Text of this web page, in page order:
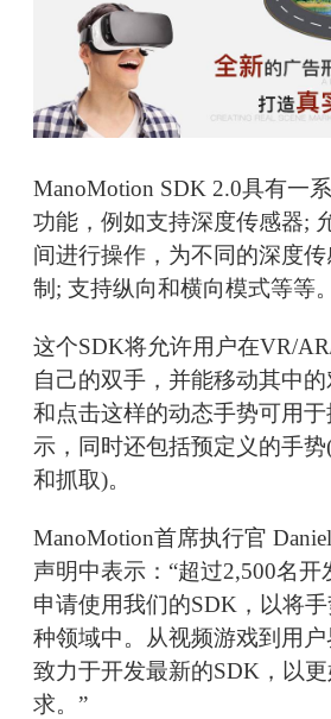
ManoMotion SDK 2.0具有一
功能，例如支持深度传感器;
间进行操作，为不同的深度
制; 支持纵向和横向模式等等。
这个SDK将允许用户在VR/
自己的双手，并能移动其中
和点击这样的动态手势可用
示，同时还包括预定义的手
和抓取)。
ManoMotion首席执行官
声明中表示：“超过2,500名
申请使用我们的SDK，以将
种领域中。从视频游戏到用
致力于开发最新的SDK，以
求。”